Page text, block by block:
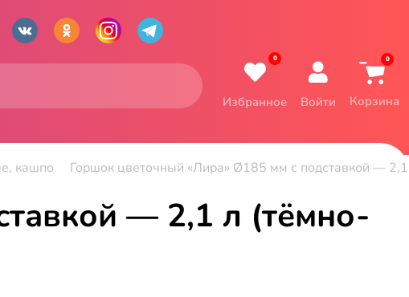
0
Избранное Войти
0
Корзина
кашпо Горшок цветочный «Лира» Ø185 мм с подставкой —
— 2,1 л (тёмно-